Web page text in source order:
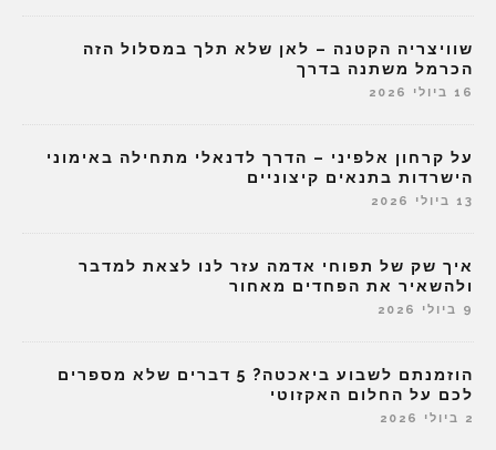
שוויצריה הקטנה – לאן שלא תלך במסלול הזה
הכרמל משתנה בדרך
16 ביולי 2026
על קרחון אלפיני – הדרך לדנאלי מתחילה באימוני
הישרדות בתנאים קיצוניים
13 ביולי 2026
איך שק של תפוחי אדמה עזר לנו לצאת למדבר
ולהשאיר את הפחדים מאחור
9 ביולי 2026
הוזמנתם לשבוע ביאכטה? 5 דברים שלא מספרים
לכם על החלום האקזוטי
2 ביולי 2026